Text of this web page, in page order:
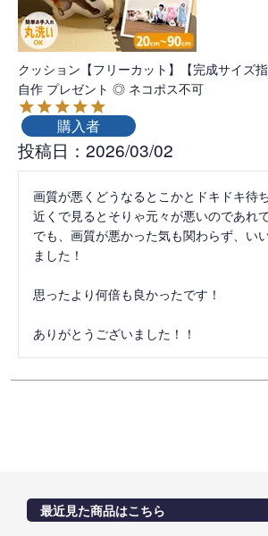
クッション【フリーカット】【完成サイズ
自作 プレゼント ◎ ネコポス不可
購入者
投稿日 2026/03/02
画質が悪くどうなるとこかとドキドキ待ち
近くで見るとそりゃ元々が悪いのであれで
でも、画質が悪かった気も関わらず、い
ました！
思ったより何倍も良かったです！
ありがとうございました！！
最近見た商品はこちら